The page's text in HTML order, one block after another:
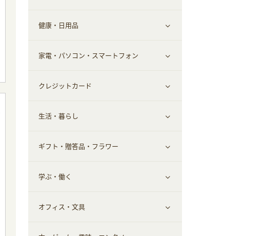
インナー・下着
靴・フットウェア
小物・かばん
スーツ・フォーマル
グルメ
ドリンク
お酒
食材宅配
すべて見る
スキンケア
メイクアップ
ヘアケア
メンズ美容
美容・ダイエット用品
脱毛用品
健康・日用品
すべて見る
健康食品｜青汁・飲料
健康食品｜乳酸菌・ケフィア
健康食品｜その他
スポーツ・フィットネス
日用品・薬局・からだ
家電・パソコン・スマートフォン
すべて見る
家電・パソコン・ソフトウェア
スマホ・携帯電話・SIM
クレジットカード
すべて見る
クレジットカード
生活・暮らし
すべて見る
車情報・カーシェア・レンタル
お役立ち
ギフト・贈答品・フラワー
すべて見る
ギフト・贈答品
学ぶ・働く
すべて見る
オフィス・文具